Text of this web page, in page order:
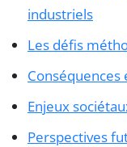
industriels
Les défis
Enjeux
Perspectives